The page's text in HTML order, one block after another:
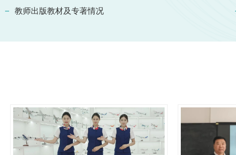
教师出版教材及专著情况